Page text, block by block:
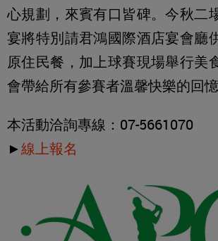
心規劃，來賓有口皆碑。今秋二
宴將特別請君鴻國際酒店宴會廳
原住民餐，加上球賽現場舉行美
會帶給所有參賽者溫馨快樂的回憶
本活動洽詢專線：07-5661070
►線上報名